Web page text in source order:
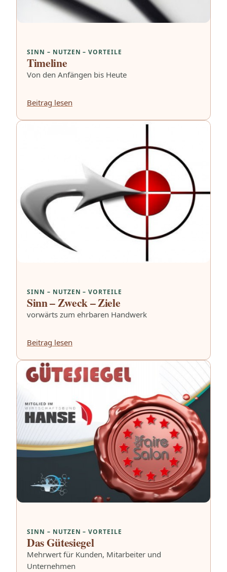
SINN – NUTZEN – VORTEILE
Timeline
Von den Anfängen bis Heute
Beitrag lesen
SINN – NUTZEN – VORTEILE
Sinn – Zweck – Ziele
vorwärts zum ehrbaren Handwerk
Beitrag lesen
SINN – NUTZEN – VORTEILE
Das Gütesiegel
Mehrwert für Kunden, Mitarbeiter und
Unternehmen